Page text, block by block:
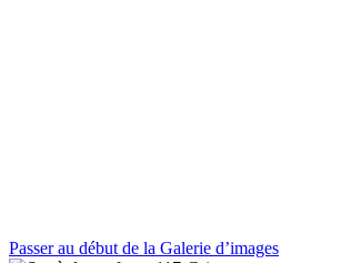
Passer au début de la Galerie d’images